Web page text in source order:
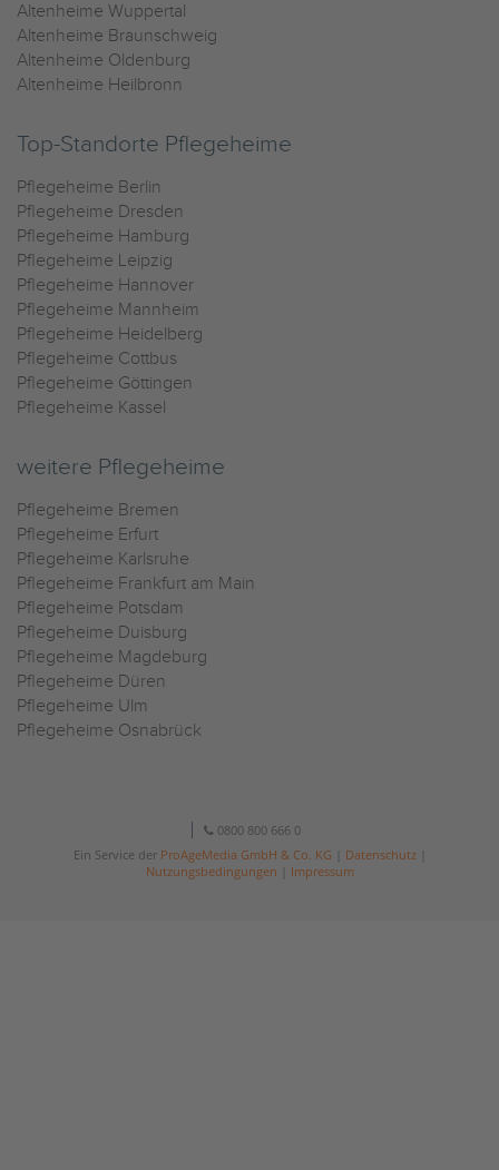
Altenheime Wuppertal
Altenheime Braunschweig
Altenheime Oldenburg
Altenheime Heilbronn
Top-Standorte Pflegeheime
Pflegeheime Berlin
Pflegeheime Dresden
Pflegeheime Hamburg
Pflegeheime Leipzig
Pflegeheime Hannover
Pflegeheime Mannheim
Pflegeheime Heidelberg
Pflegeheime Cottbus
Pflegeheime Göttingen
Pflegeheime Kassel
weitere Pflegeheime
Pflegeheime Bremen
Pflegeheime Erfurt
Pflegeheime Karlsruhe
Pflegeheime Frankfurt am Main
Pflegeheime Potsdam
Pflegeheime Duisburg
Pflegeheime Magdeburg
Pflegeheime Düren
Pflegeheime Ulm
Pflegeheime Osnabrück
0800 800 666 0
Ein Service der ProAgeMedia GmbH & Co. KG Datenschutz|
Nutzungsbedingungen
Impressum